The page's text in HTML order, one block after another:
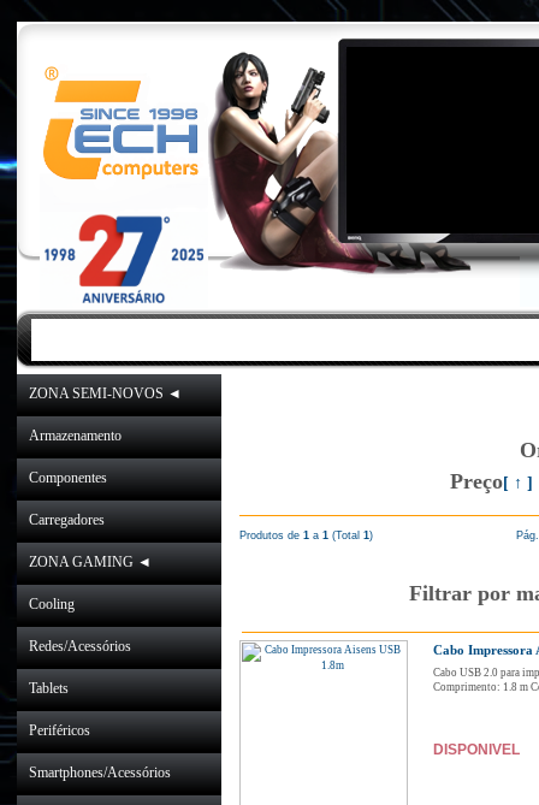
ZONA SEMI-NOVOS ◄
Armazenamento
Componentes
Carregadores
ZONA GAMING ◄
Cooling
Redes/Acessórios
Tablets
Periféricos
Smartphones/Acessórios
Preço[ ↑ ]
Produtos de 1a 1(Total 1)
Filtrar por
Cabo Impressora
Cabo USB 2.0 para
Comprimento: 1.8 m
DISPONIVEL